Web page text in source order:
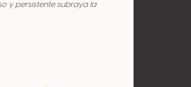
y persistente subraya la